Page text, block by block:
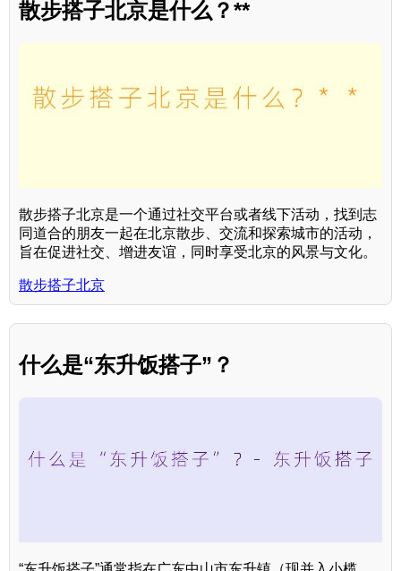
散步搭子北京是什么？**
散步搭子北京是一个通过社交平台或者线下活动，找到志
同道合的朋友一起在北京散步、交流和探索城市的活动，
旨在促进社交、增进友谊，同时享受北京的风景与文化。
散步搭子北京
什么是“东升饭搭子”？